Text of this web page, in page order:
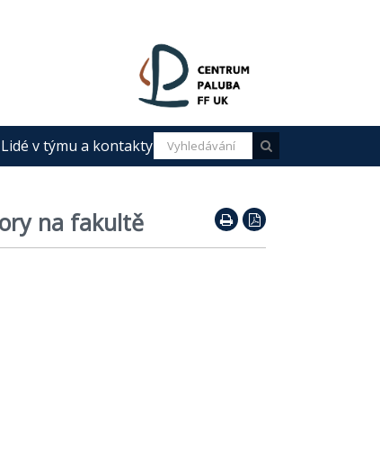
na fakultě
Lidé v týmu a kontakty